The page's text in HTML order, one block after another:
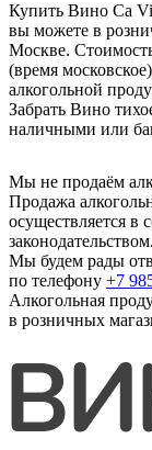
Купить Вино Сa
вы можете в
Москве.
(время
алкогольной
Забрать Вино
наличными или
Мы не продаём
Продажа
осуществляется в
законодательством.
Мы будем рады
по телефону +7
Алкогольная
в розничных